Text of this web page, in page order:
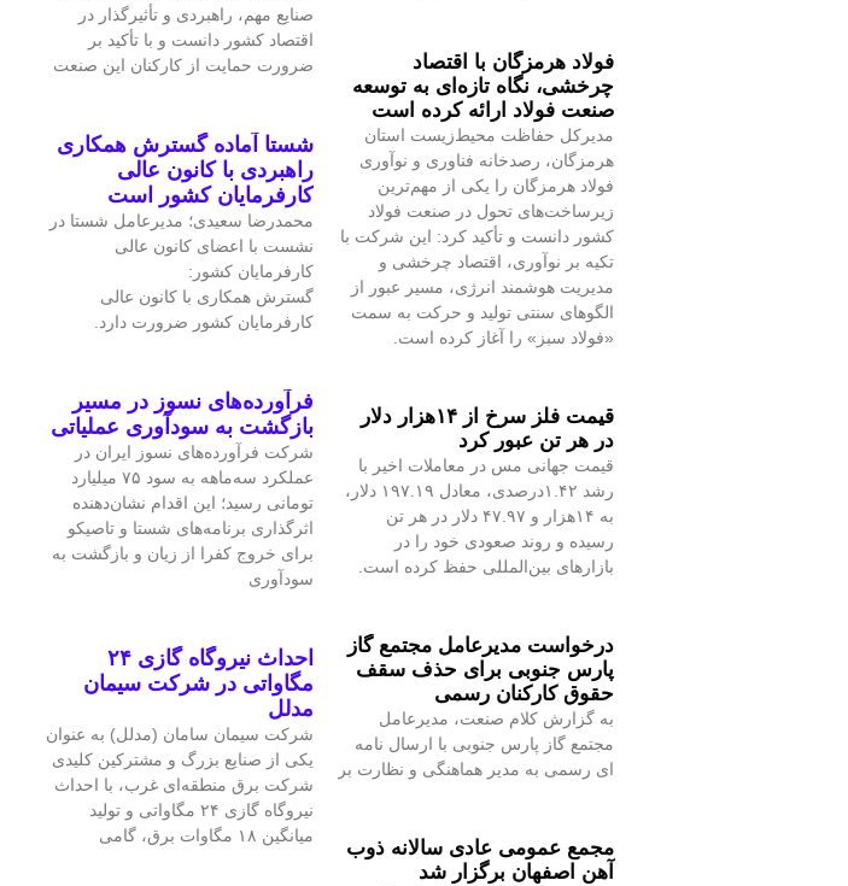
فولاد هرمزگان با اقتصاد
چرخشی، نگاه تازه‌ای به توسعه
صنعت فولاد ارائه کرده است
مدیرکل حفاظت محیط‌زیست استان
هرمزگان، رصدخانه فناوری و نوآوری
فولاد هرمزگان را یکی از مهم‌ترین
زیرساخت‌های تحول در صنعت فولاد
کشور دانست و تأکید کرد: این شرکت با
تکیه بر نوآوری، اقتصاد چرخشی و
مدیریت هوشمند انرژی، مسیر عبور از
الگوهای سنتی تولید و حرکت به سمت
«فولاد سبز» را آغاز کرده است.
قیمت فلز سرخ از ۱۴هزار دلار
در هر تن عبور کرد
قیمت جهانی مس در معاملات اخیر با
رشد ۱.۴۲درصدی، معادل ۱۹۷.۱۹ دلار،
به ۱۴هزار و ۴۷.۹۷ دلار در هر تن
رسیده و روند صعودی خود را در
بازارهای بین‌المللی حفظ کرده است.
درخواست مدیرعامل مجتمع گاز
پارس جنوبی برای حذف سقف
حقوق کارکنان رسمی
به گزارش کلام صنعت، مدیرعامل
مجتمع گاز پارس جنوبی با ارسال نامه
ای رسمی به مدیر هماهنگی و نظارت بر
مجمع عمومی عادی سالانه ذوب
آهن اصفهان برگزار شد
صنایع مهم، راهبردی و تأثیرگذار در
اقتصاد کشور دانست و با تأکید بر
ضرورت حمایت از کارکنان این صنعت
شستا آماده گسترش همکاری
راهبردی با کانون عالی
کارفرمایان کشور است
محمدرضا سعیدی؛ مدیرعامل شستا در
نشست با اعضای کانون عالی
کارفرمایان کشور:
گسترش همکاری با کانون عالی
کارفرمایان کشور ضرورت دارد.
فرآورده‌های نسوز در مسیر
بازگشت به سودآوری عملیاتی
شرکت فرآورده‌های نسوز ایران در
عملکرد سه‌ماهه به سود ۷۵ میلیارد
تومانی رسید؛ این اقدام نشان‌دهنده
اثرگذاری برنامه‌های شستا و تاصیکو
برای خروج کفرا از زیان و بازگشت به
سودآوری
احداث نیروگاه گازی ۲۴
مگاواتی در شرکت سیمان
مدلل
شرکت سیمان سامان (مدلل) به عنوان
یکی از صنایع بزرگ و مشترکین کلیدی
شرکت برق منطقه‌ای غرب، با احداث
نیروگاه گازی ۲۴ مگاواتی و تولید
میانگین ۱۸ مگاوات برق، گامی